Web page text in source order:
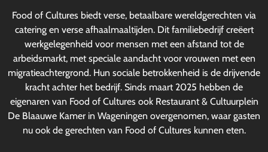
Food of Cultures biedt verse, betaalbare wereldgerechten via
catering en verse afhaalmaaltijden. Dit familiebedrijf creëert
werkgelegenheid voor mensen met een afstand tot de
arbeidsmarkt, met speciale aandacht voor vrouwen met een
migratieachtergrond. Hun sociale betrokkenheid is de drijvende
kracht achter het bedrijf. Sinds maart 2025 hebben de
eigenaren van Food of Cultures ook Restaurant & Cultuurplein
De Blaauwe Kamer in Wageningen overgenomen, waar gasten
nu ook de gerechten van Food of Cultures kunnen eten.